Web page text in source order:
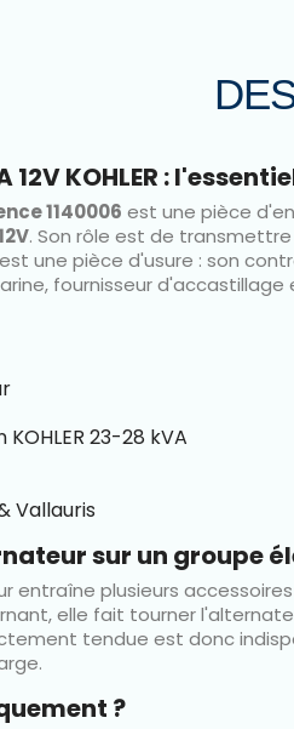
KOHLER :
1140006 est une pièce
. Son rôle est de
une pièce d'usure : son
fournisseur
23-28 kVA
Vallauris
sur un groupe
entraîne plusieurs
elle fait tourner
tendue est donc
?